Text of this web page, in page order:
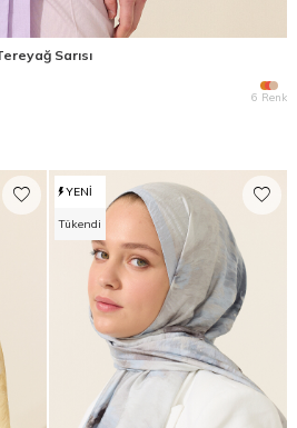
Sarısı
6 Renk
YENI
Tükendi